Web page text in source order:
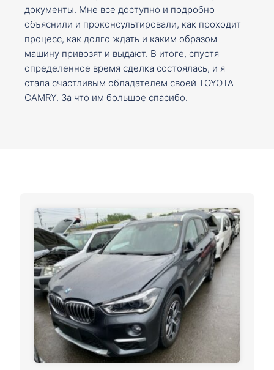
документы. Мне все доступно и подробно
объяснили и проконсультировали, как проходит
процесс, как долго ждать и каким образом
машину привозят и выдают. В итоге, спустя
определенное время сделка состоялась, и я
стала счастливым обладателем своей TOYOTA
CAMRY. За что им большое спасибо.